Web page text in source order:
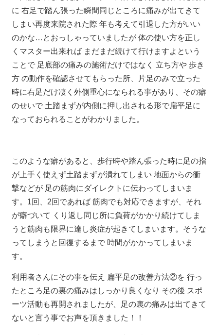
に 右足で踏ん張った瞬間同じところに痛みが出てきて
しまい再度来院された際 年も考えて引退した方がいい
のかな…とおっしゃっていましたが 体の使い方を正し
くマスター出来れば まだまだ続けて行けますよという
ことで 足底部の痛みの施術だけではなく 立ち方や 歩き
方 の動作を確認させてもらった所、片足のみで立った
時に右足だけ凄く外側重心になられる事があり、その癖
のせいで 土踏まずが内側に押し出される形で扁平足に
なっておられることがわかりました。
このような癖があると、歩行時や踏ん張った時に足の指
が上手く使えず土踏まずが潰れてしまい 地面からの衝
撃などが 足の筋肉にダイレクトに伝わってしまいま
す。1回、2回であれば 筋肉でも対応できますが、それ
が癖づいて くり返し同じ所に負荷がかかり続けてしま
うと筋肉も限界に達し炎症が起きてしまいます。そうな
ってしまうと回復するまで 時間がかかってしまいま
す。
利用者さんにその事を伝え 扁平足の改善方法②を 行っ
たところ足の裏の痛みはしっかり良くなり その後 スポ
ーツ活動も再開されましたが、足の裏の痛みは出てきて
ないと言う事でお声を頂きました！！